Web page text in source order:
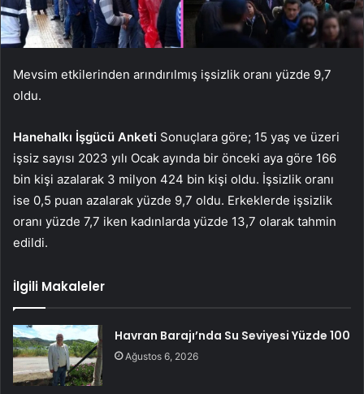
Mevsim etkilerinden arındırılmış işsizlik oranı yüzde 9,7
oldu.
Hanehalkı İşgücü Anketi Sonuçlara göre; 15 yaş ve üzeri
işsiz sayısı 2023 yılı Ocak ayında bir önceki aya göre 166
bin kişi azalarak 3 milyon 424 bin kişi oldu. İşsizlik oranı
ise 0,5 puan azalarak yüzde 9,7 oldu. Erkeklerde işsizlik
oranı yüzde 7,7 iken kadınlarda yüzde 13,7 olarak tahmin
edildi.
İlgili Makaleler
Havran Barajı’nda Su Seviyesi Yüzde 100
Ağustos 6, 2026